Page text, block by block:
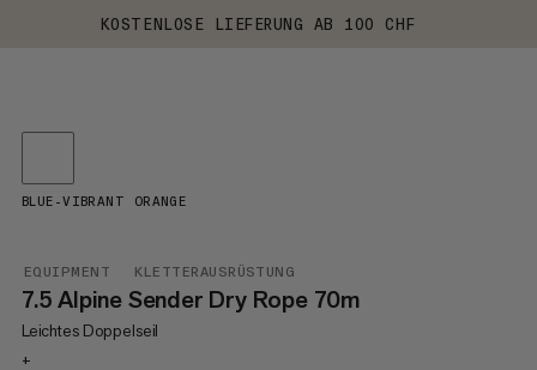
KOSTENLOSE LIEFERUNG AB 100 CHF
EQUIPMENT KLETTERAUSRÜSTUNG
7.5 Alpine Sender Dry Rope 70m
Leichtes Doppelseil
+
BLUE-VIBRANT ORANGE